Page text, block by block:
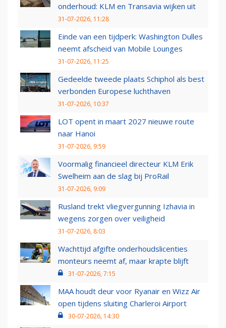
onderhoud: KLM en Transavia wijken uit
31-07-2026, 11:28
Einde van een tijdperk: Washington Dulles
neemt afscheid van Mobile Lounges
31-07-2026, 11:25
Gedeelde tweede plaats Schiphol als best
verbonden Europese luchthaven
31-07-2026, 10:37
LOT opent in maart 2027 nieuwe route
naar Hanoi
31-07-2026, 9:59
Voormalig financieel directeur KLM Erik
Swelheim aan de slag bij ProRail
31-07-2026, 9:09
Rusland trekt vliegvergunning Izhavia in
wegens zorgen over veiligheid
31-07-2026, 8:03
Wachttijd afgifte onderhoudslicenties
monteurs neemt af, maar krapte blijft
31-07-2026, 7:15
MAA houdt deur voor Ryanair en Wizz Air
open tijdens sluiting Charleroi Airport
30-07-2026, 14:30